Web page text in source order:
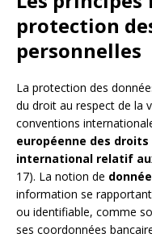
protection
personnelles
La protection des
du droit au respect de la
conventions
européenne des droits
international relatif
17). La notion de
information se
ou identifiable, comme
ses coordonnées